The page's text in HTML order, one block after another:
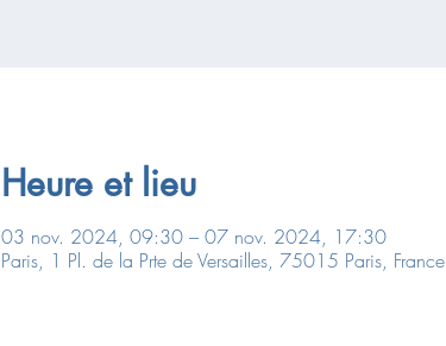
Heure et lieu
03 nov. 2024, 09:30 – 07 nov. 2024, 17:30
Paris, 1 Pl. de la Prte de Versailles, 75015 Paris, France